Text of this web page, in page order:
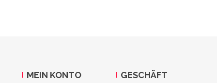
MEIN KONTO GESCHÄFT